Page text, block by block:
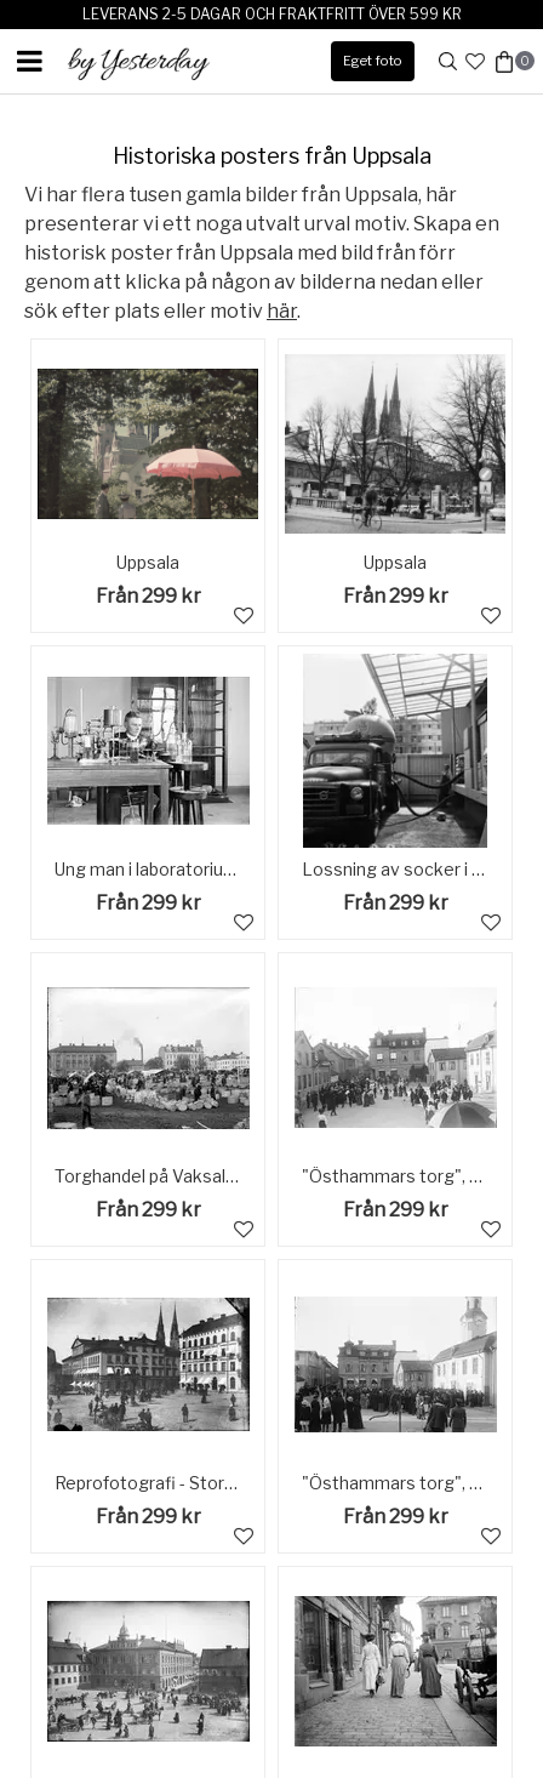
LEVERANS 2-5 DAGAR OCH FRAKTFRITT ÖVER 599 KR
Eget foto 0
Historiska posters från Uppsala
Vi har flera tusen gamla bilder från Uppsala, här
presenterar vi ett noga utvalt urval motiv. Skapa en
historisk poster från Uppsala med bild från förr
genom att klicka på någon av bilderna nedan eller
sök efter plats eller motiv här.
Uppsala
Från 299 kr
Uppsala
Från 299 kr
Ung man i laboratorium, sannolikt vid Uppsala universitet, Uppsala, 1903
Från 299 kr
Lossning av socker i Uppsala
Från 299 kr
Torghandel på Vaksala torg, Fålhagen, Uppsala
Från 299 kr
"Östhammars torg", Östhammar, Uppland
Från 299 kr
Reprofotografi - Stora torget, kvarteret Rådhuset, Uppsala 1890-talet
Från 299 kr
"Östhammars torg", Östhammar, Uppland
Från 299 kr